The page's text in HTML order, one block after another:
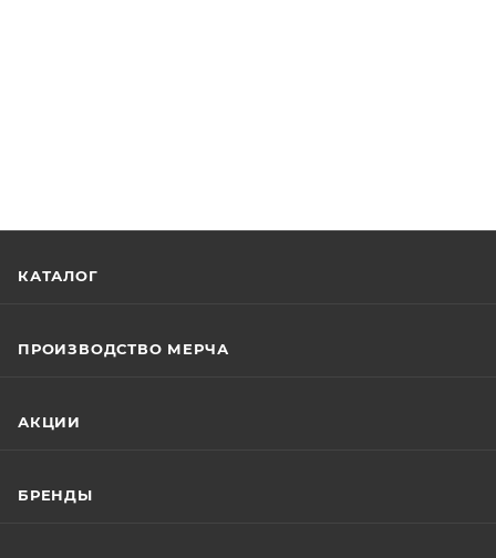
КАТАЛОГ
ПРОИЗВОДСТВО МЕРЧА
АКЦИИ
БРЕНДЫ